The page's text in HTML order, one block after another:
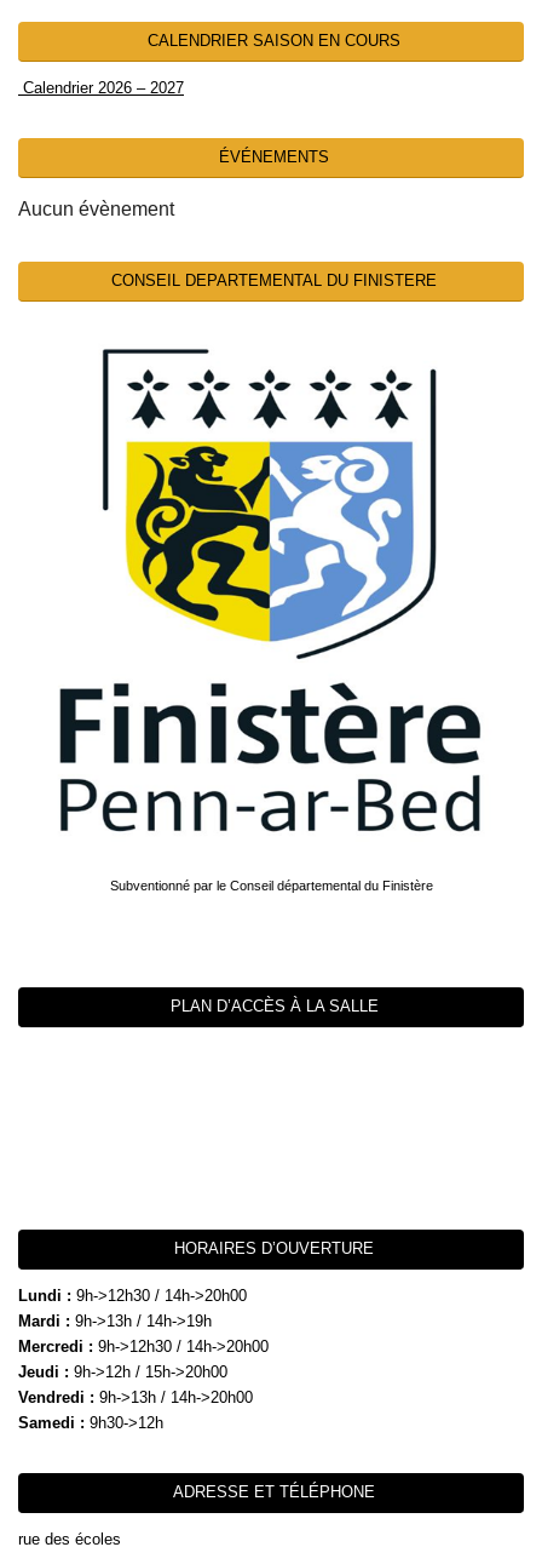
CALENDRIER SAISON EN COURS
Calendrier 2026 – 2027
ÉVÉNEMENTS
Aucun évènement
CONSEIL DEPARTEMENTAL DU FINISTERE
Subventionné par le Conseil départemental du Finistère
PLAN D’ACCÈS À LA SALLE
HORAIRES D’OUVERTURE
Lundi : 9h->12h30 / 14h->20h00
Mardi : 9h->13h / 14h->19h
Mercredi : 9h->12h30 / 14h->20h00
Jeudi : 9h->12h / 15h->20h00
Vendredi : 9h->13h / 14h->20h00
Samedi : 9h30->12h
ADRESSE ET TÉLÉPHONE
rue des écoles